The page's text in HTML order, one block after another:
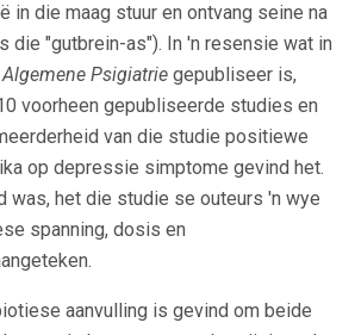
in die maag stuur en ontvang seine na
die "gutbrein-as"). In 'n resensie wat in
Psigiatrie gepubliseer is,
voorheen gepubliseerde studies en
van die studie positiewe
op depressie simptome gevind het.
was, het die studie se outeurs 'n wye
spanning, dosis en
aanvulling is gevind om beide